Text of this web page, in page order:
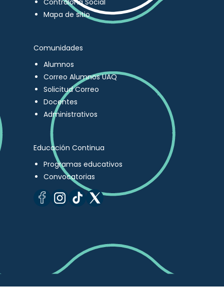
Contraloría Social
Mapa de sitio
Comunidades
Alumnos
Correo Alumnos UAQ
Solicitud Correo
Docentes
Administrativos
Educación Continua
Programas educativos
Convocatorias